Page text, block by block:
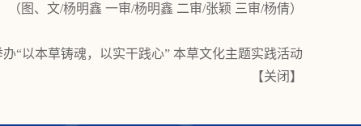
（图、文/杨明鑫 一审/杨明鑫 二审/张颖 三审/杨倩）
“以本草铸魂，以实干践心” 本草文化主题实践活动
【关闭 】